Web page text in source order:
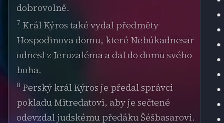
dobrovolně.
7 Král Kýros také vydal předměty
Hospodinova domu, které Nebúkadnesar
odnesl z Jeruzaléma a dal do domu svého
boha.
8 Perský král Kýros je předal správci
pokladu Mitredatovi, aby je sečtené
odevzdal judskému předáku Šéšbasarovi.